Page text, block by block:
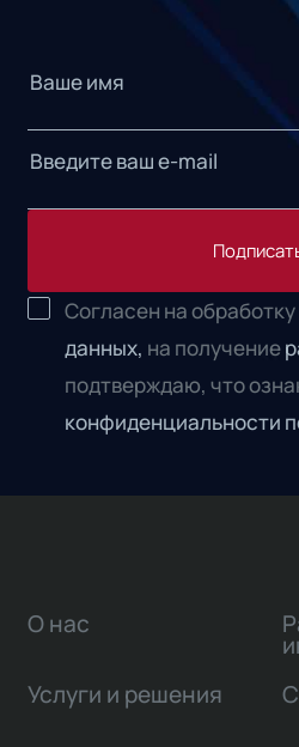
Согласен на обработку
данных, на получение
подтверждаю, что
конфиденциальности
О нас
Услуги и решения